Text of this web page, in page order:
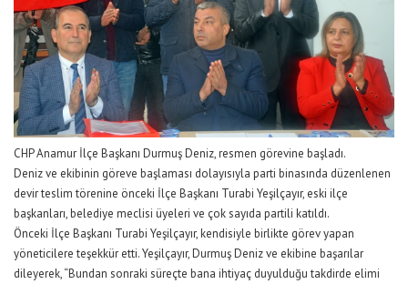
CHP Anamur İlçe Başkanı Durmuş Deniz, resmen görevine başladı.
Deniz ve ekibinin göreve başlaması dolayısıyla parti binasında düzenlenen
devir teslim törenine önceki İlçe Başkanı Turabi Yeşilçayır, eski ilçe
başkanları, belediye meclisi üyeleri ve çok sayıda partili katıldı.
Önceki İlçe Başkanı Turabi Yeşilçayır, kendisiyle birlikte görev yapan
yöneticilere teşekkür etti. Yeşilçayır, Durmuş Deniz ve ekibine başarılar
dileyerek, “Bundan sonraki süreçte bana ihtiyaç duyulduğu takdirde elimi